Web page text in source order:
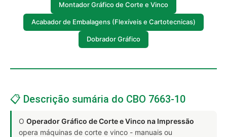
Montador Gráfico de Corte e Vinco
Acabador de Embalagens (Flexíveis e Cartotecnicas)
Dobrador Gráfico
📋 Descrição sumária do CBO 7663-10
O Operador Gráfico de Corte e Vinco na Impressão
opera máquinas de corte e vinco - manuais ou